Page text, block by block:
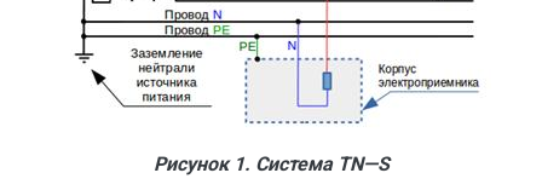
Рисунок 1. Система TN—S